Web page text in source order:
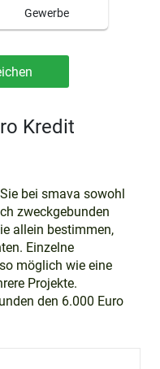
Gewerbe
Kredit
bei smava sowohl
zweckgebunden
allein bestimmen,
Einzelne
möglich wie eine
Projekte.
den 6.000 Euro